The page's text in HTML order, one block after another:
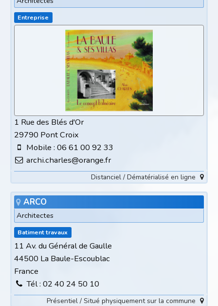
Entreprise
1 Rue des Blés d'Or
29790 Pont Croix
Mobile : 06 61 00 92 33
archi.charles@orange.fr
Distanciel / Dématérialisé en ligne
ARCO
Architectes
Batiment travaux
11 Av. du Général de Gaulle
44500 La Baule-Escoublac
France
Tél : 02 40 24 50 10
Présentiel / Situé physiquement sur la commune